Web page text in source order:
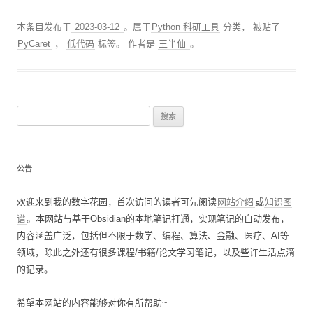
本条目发布于 2023-03-12 。属于 Python 科研工具 分类， 被贴了
PyCaret ， 低代码 标签。作者是 王半仙 。
公告
欢迎来到我的数字花园，首次访问的读者可先阅读 网站介绍 或知识图
谱。本网站与基于Obsidian的本地笔记打通，实现笔记的自动发布，
内容涵盖广泛，包括但不限于数学、编程、算法、金融、医疗、AI等
领域，除此之外还有很多课程/书籍/论文学习笔记，以及些许生活点滴
的记录。
希望本网站的内容能够对你有所帮助~